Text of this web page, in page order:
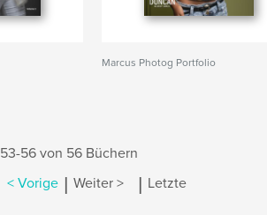
Marcus Photog Portfolio
53-56 von 56 Büchern
< Vorige | Weiter > | Letzte